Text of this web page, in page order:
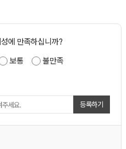
에 만족하십니까?
보통
불만족
등록하기